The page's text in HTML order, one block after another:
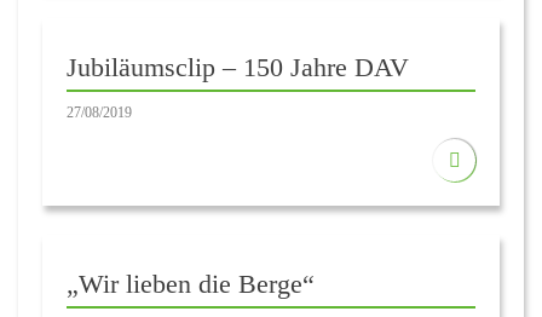
Jubiläumsclip – 150 Jahre DAV
27/08/2019
„Wir lieben die Berge“